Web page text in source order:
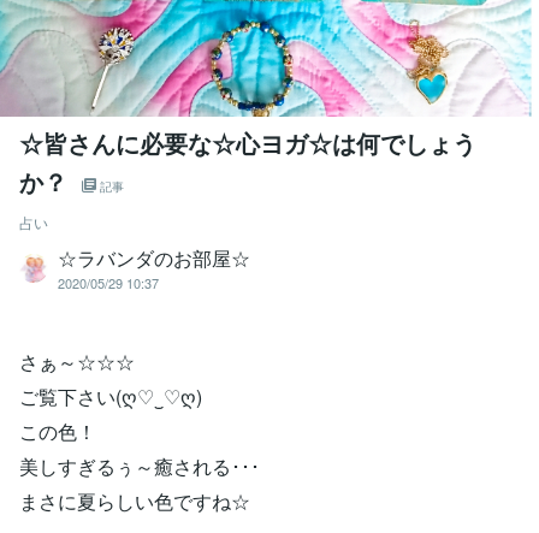
☆皆さんに必要な☆心ヨガ☆は何でしょう
か？
記事
占い
☆ラバンダのお部屋☆
2020/05/29 10:37
さぁ～☆☆☆
ご覧下さい(ღ♡‿♡ღ)
この色！
美しすぎるぅ～癒される･･･
まさに夏らしい色ですね☆